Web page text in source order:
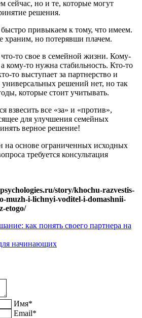
сейчас, но и те, которые могут
решения.
привыкаем к тому, что имеем.
храним, но потерявши плачем.
то свое в семейной жизни. Кому-
кому-то нужна стабильность. Кто-то
то выступает за партнерство и
решений нет, но так
которые стоит учитывать.
взвесить все «за» и «против»,
для улучшения семейных
верное решение!
на основе ограниченных исходных
требуется консультация
story/khochu-razvestis-
muzh-i-lichnyi-voditel-i-domashnii-
etogo/
как понять своего партнера на
начинающих
Имя*
Email*